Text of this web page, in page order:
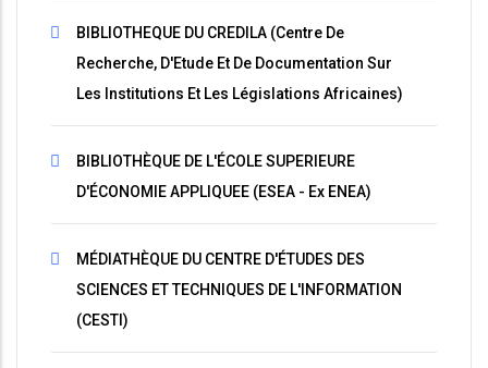
BIBLIOTHEQUE DU CREDILA (Centre De
Recherche, D'Etude Et De Documentation Sur
Les Institutions Et Les Législations Africaines)
BIBLIOTHÈQUE DE L'ÉCOLE SUPERIEURE
D'ÉCONOMIE APPLIQUEE (ESEA - Ex ENEA)
MÉDIATHÈQUE DU CENTRE D'ÉTUDES DES
SCIENCES ET TECHNIQUES DE L'INFORMATION
(CESTI)